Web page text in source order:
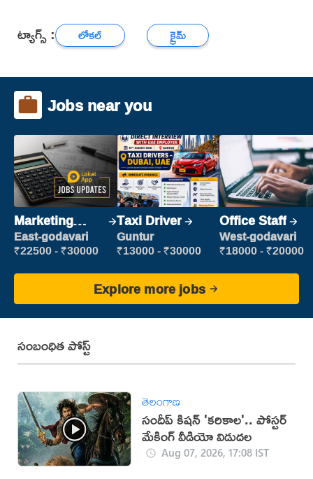
ట్యాగ్స్ : లోకల్ క్రైమ్
Jobs near you
Marketing
Executive
East-godavari
₹22500 - ₹30000
Taxi Driver
Guntur
₹13000 - ₹30000
Office Staff
West-godavari
₹18000 - ₹20000
Explore more jobs
సంబంధిత పోస్ట్
తెలంగాణ
సందీప్ కిషన్ 'కరికాల'.. పోస్టర్
మేకింగ్ వీడియో విడుదల
Aug 07, 2026, 17:08 IST